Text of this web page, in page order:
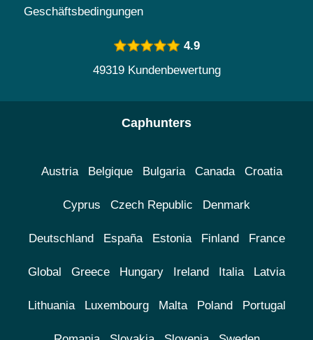
Geschäftsbedingungen
4.9
49319 Kundenbewertung
Caphunters
Austria Belgique Bulgaria Canada Croatia
Cyprus Czech Republic Denmark
Deutschland España Estonia Finland France
Global Greece Hungary Ireland Italia Latvia
Lithuania Luxembourg Malta Poland Portugal